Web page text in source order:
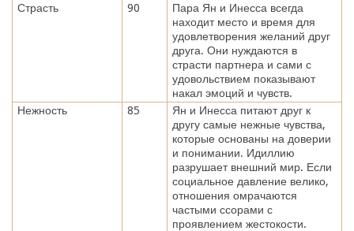
Страсть
90
Пара Ян и Инесса всегда
находит место и время для
удовлетворения желаний друг
друга. Они нуждаются в
страсти партнера и сами с
удовольствием показывают
накал эмоций и чувств.
Нежность
85
Ян и Инесса питают друг к
другу самые нежные чувства,
которые основаны на доверии
и понимании. Идиллию
разрушает внешний мир. Если
социальное давление велико,
отношения омрачаются
частыми ссорами с
проявлением жестокости.